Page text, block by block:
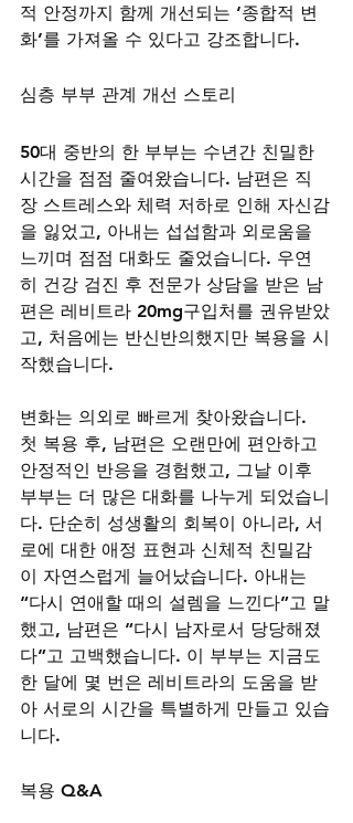
적 안정까지 함께 개선되는 ‘종합적 변
화’를 가져올 수 있다고 강조합니다.
심층 부부 관계 개선 스토리
50대 중반의 한 부부는 수년간 친밀한
시간을 점점 줄여왔습니다. 남편은 직
장 스트레스와 체력 저하로 인해 자신감
을 잃었고, 아내는 섭섭함과 외로움을
느끼며 점점 대화도 줄었습니다. 우연
히 건강 검진 후 전문가 상담을 받은 남
편은 레비트라 20mg구입처를 권유받았
고, 처음에는 반신반의했지만 복용을 시
작했습니다.
변화는 의외로 빠르게 찾아왔습니다.
첫 복용 후, 남편은 오랜만에 편안하고
안정적인 반응을 경험했고, 그날 이후
부부는 더 많은 대화를 나누게 되었습니
다. 단순히 성생활의 회복이 아니라, 서
로에 대한 애정 표현과 신체적 친밀감
이 자연스럽게 늘어났습니다. 아내는
“다시 연애할 때의 설렘을 느낀다”고 말
했고, 남편은 “다시 남자로서 당당해졌
다”고 고백했습니다. 이 부부는 지금도
한 달에 몇 번은 레비트라의 도움을 받
아 서로의 시간을 특별하게 만들고 있습
니다.
복용 Q&A